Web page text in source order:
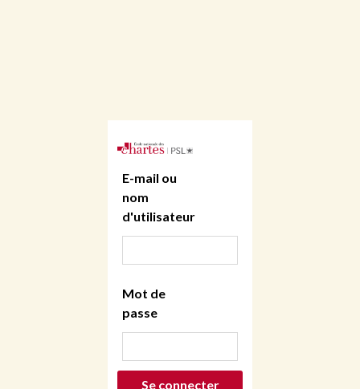
E-mail ou
nom
d'utilisateur
Mot de
passe